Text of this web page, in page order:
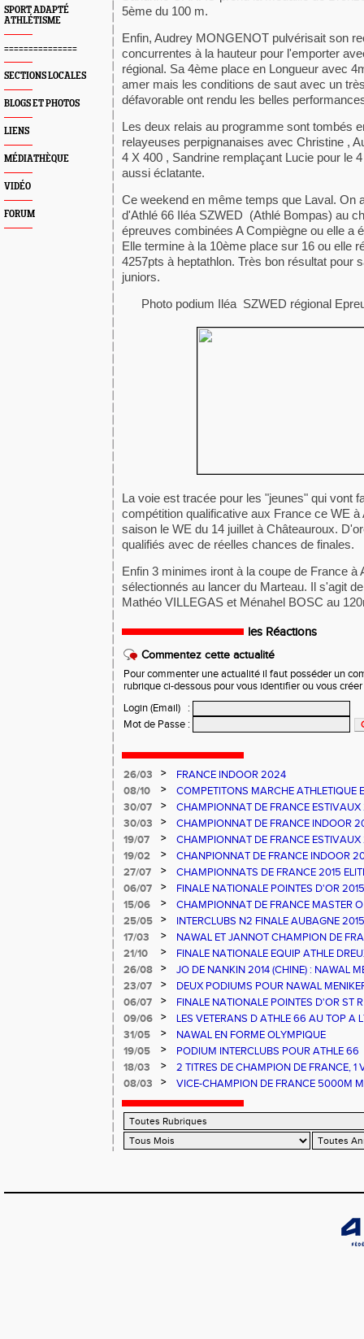
SPORT ADAPTÉ
ATHLÉTISME
===============
SECTIONS LOCALES
BLOGS ET PHOTOS
LIENS
MÉDIATHÈQUE
VIDÉO
FORUM
5ème du 100 m.
Enfin, Audrey MONGENOT pulvérisait son
concurrentes à la hauteur pour l'emporter
régional. Sa 4ème place en Longueur avec
amer mais les conditions de saut avec un
défavorable ont rendu les belles
Les deux relais au programme sont tombés
relayeuses perpignanaises avec Christine ,
4 X 400 , Sandrine remplaçant Lucie pour le
aussi éclatante.
Ce weekend en même temps que Laval. On
d'Athlé 66 Iléa SZWED (Athlé Bompas) au
épreuves combinées A Compiègne ou elle a
Elle termine à la 10ème place sur 16 ou elle
4257pts à heptathlon. Très bon résultat pour
juniors.
Photo podium Iléa SZWED régional
La voie est tracée pour les "jeunes" qui vont
compétition qualificative aux France ce WE à
saison le WE du 14 juillet à Châteauroux.
qualifiés avec de réelles chances de finales.
Enfin 3 minimes iront à la coupe de France à
sélectionnés au lancer du Marteau. Il s'agit
Mathéo VILLEGAS et Ménahel BOSC au
les Réactions
Commentez cette actualité
Pour commenter une actualité il faut posséder un
rubrique ci-dessous pour vous identifier ou vous
Login (Email)
:
Mot de Passe :
26/03 >
FRANCE INDOOR 2024
08/10
>
COMPETITONS MARCHE ATHLETIQUE
PESCARA
30/07 >
CHAMPIONNAT DE FRANCE
30/03
>
CHAMPIONNAT DE FRANCE INDOOR
19/07
>
CHAMPIONNAT DE FRANCE
19/02
>
CHANPIONNAT DE FRANCE INDOOR
27/07
>
CHAMPIONNATS DE FRANCE 2015
NATIONAUX ATHLE 66 - UN TITRE ET
06/07 >
FINALE NATIONALE POINTES D'OR
FRANCE ATHLE 66
15/06 >
CHAMPIONNAT DE FRANCE MASTER
25/05
>
INTERCLUBS N2 FINALE AUBAGNE 2015
17/03
>
NAWAL ET JANNOT CHAMPION DE
21/10
>
FINALE NATIONALE EQUIP ATHLE
26/08
>
JO DE NANKIN 2014 (CHINE) : NAWAL
RECORD DE FRANCE
23/07 >
DEUX PODIUMS POUR NAWAL
06/07
>
FINALE NATIONALE POINTES D'OR ST
D FRANCE ESPOIRS ET NATIONAUX
09/06 >
LES VETERANS D ATHLE 66 AU TOP A
31/05
>
NAWAL EN FORME OLYMPIQUE
19/05
>
PODIUM INTERCLUBS POUR ATHLE 66
18/03
>
2 TITRES DE CHAMPION DE FRANCE, 1
FRANCE ET UNE 3EME PLACE POUR
08/03 >
VICE-CHAMPION DE FRANCE 5000M